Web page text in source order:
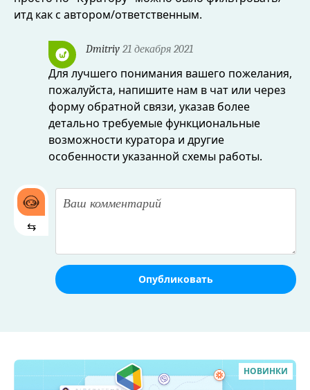
итд как с автором/ответственным.
Dmitriy 21 декабря 2021
Для лучшего понимания вашего пожелания,
пожалуйста, напишите нам в чат или через
форму обратной связи, указав более
детально требуемые функциональные
возможности куратора и другие
особенности указанной схемы работы.
⇆
Опубликовать
НОВИНКИ